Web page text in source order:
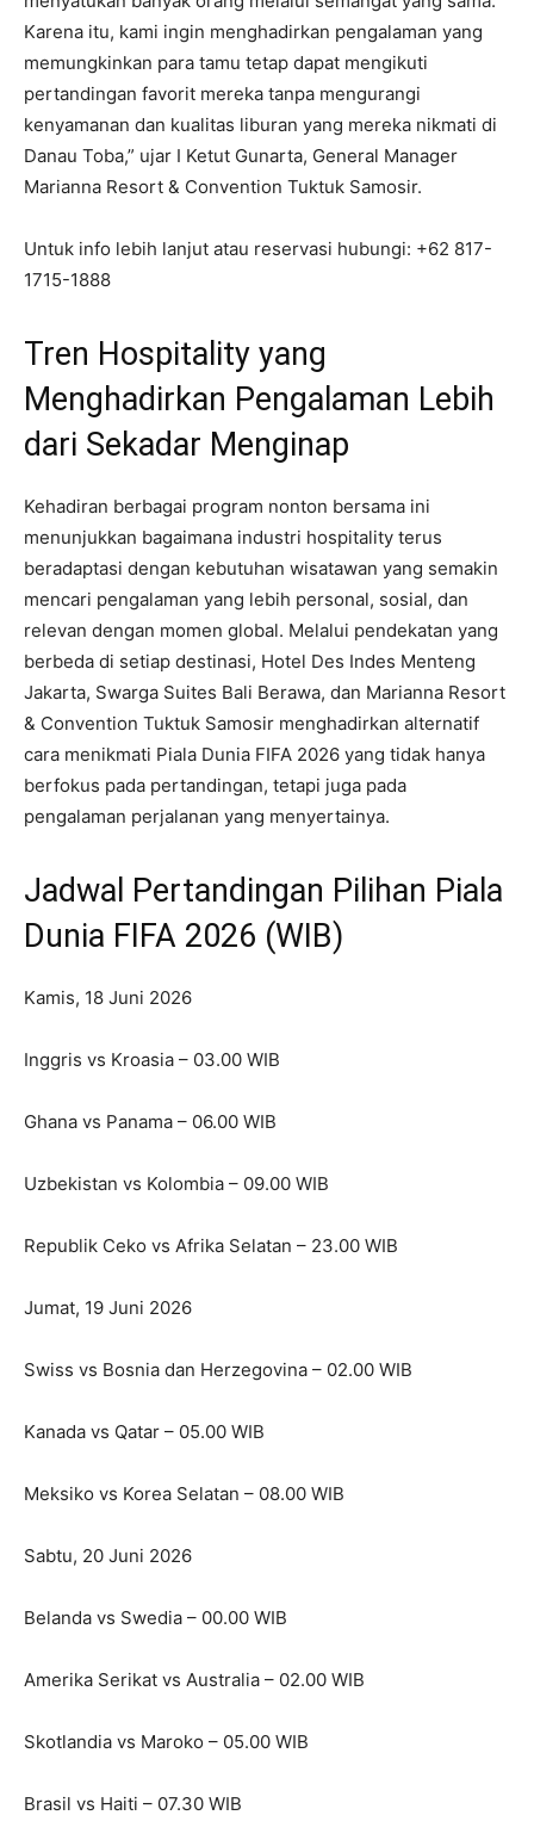
Karena itu, kami ingin menghadirkan pengalaman yang
memungkinkan para tamu tetap dapat mengikuti
pertandingan favorit mereka tanpa mengurangi
kenyamanan dan kualitas liburan yang mereka nikmati di
Danau Toba,” ujar I Ketut Gunarta, General Manager
Marianna Resort & Convention Tuktuk Samosir.
Untuk info lebih lanjut atau reservasi hubungi: +62 817-
1715-1888
Tren Hospitality yang
Menghadirkan Pengalaman Lebih
dari Sekadar Menginap
Kehadiran berbagai program nonton bersama ini
menunjukkan bagaimana industri hospitality terus
beradaptasi dengan kebutuhan wisatawan yang semakin
mencari pengalaman yang lebih personal, sosial, dan
relevan dengan momen global. Melalui pendekatan yang
berbeda di setiap destinasi, Hotel Des Indes Menteng
Jakarta, Swarga Suites Bali Berawa, dan Marianna Resort
& Convention Tuktuk Samosir menghadirkan alternatif
cara menikmati Piala Dunia FIFA 2026 yang tidak hanya
berfokus pada pertandingan, tetapi juga pada
pengalaman perjalanan yang menyertainya.
Jadwal Pertandingan Pilihan Piala
Dunia FIFA 2026 (WIB)
Kamis, 18 Juni 2026
Inggris vs Kroasia – 03.00 WIB
Ghana vs Panama – 06.00 WIB
Uzbekistan vs Kolombia – 09.00 WIB
Republik Ceko vs Afrika Selatan – 23.00 WIB
Jumat, 19 Juni 2026
Swiss vs Bosnia dan Herzegovina – 02.00 WIB
Kanada vs Qatar – 05.00 WIB
Meksiko vs Korea Selatan – 08.00 WIB
Sabtu, 20 Juni 2026
Belanda vs Swedia – 00.00 WIB
Amerika Serikat vs Australia – 02.00 WIB
Skotlandia vs Maroko – 05.00 WIB
Brasil vs Haiti – 07.30 WIB